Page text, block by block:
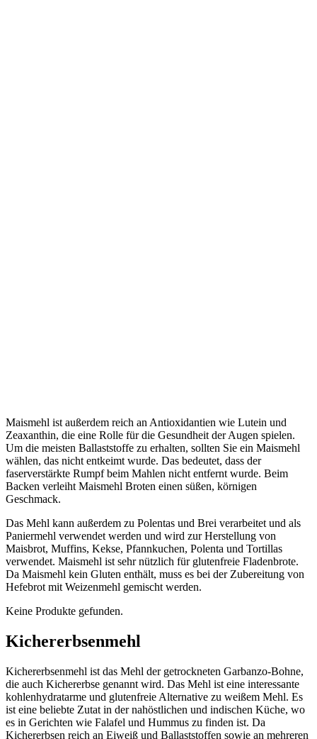
Maismehl ist außerdem reich an Antioxidantien wie Lutein und
Zeaxanthin, die eine Rolle für die Gesundheit der Augen spielen.
Um die meisten Ballaststoffe zu erhalten, sollten Sie ein Maismehl
wählen, das nicht entkeimt wurde. Das bedeutet, dass der
faserverstärkte Rumpf beim Mahlen nicht entfernt wurde. Beim
Backen verleiht Maismehl Broten einen süßen, körnigen
Geschmack.
Das Mehl kann außerdem zu Polentas und Brei verarbeitet und als
Paniermehl verwendet werden und wird zur Herstellung von
Maisbrot, Muffins, Kekse, Pfannkuchen, Polenta und Tortillas
verwendet. Maismehl ist sehr nützlich für glutenfreie Fladenbrote.
Da Maismehl kein Gluten enthält, muss es bei der Zubereitung von
Hefebrot mit Weizenmehl gemischt werden.
Keine Produkte gefunden.
Kichererbsenmehl
Kichererbsenmehl ist das Mehl der getrockneten Garbanzo-Bohne,
die auch Kichererbse genannt wird. Das Mehl ist eine interessante
kohlenhydratarme und glutenfreie Alternative zu weißem Mehl. Es
ist eine beliebte Zutat in der nahöstlichen und indischen Küche, wo
es in Gerichten wie Falafel und Hummus zu finden ist. Da
Kichererbsen reich an Eiweiß und Ballaststoffen sowie an mehreren